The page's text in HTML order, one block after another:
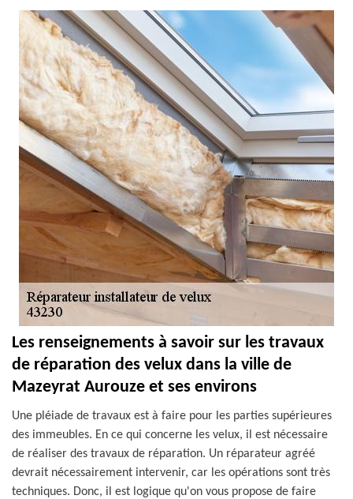
Les renseignements à savoir sur les travaux
de réparation des velux dans la ville de
Mazeyrat Aurouze et ses environs
Une pléiade de travaux est à faire pour les parties supérieures
des immeubles. En ce qui concerne les velux, il est nécessaire
de réaliser des travaux de réparation. Un réparateur agréé
devrait nécessairement intervenir, car les opérations sont très
techniques. Donc, il est logique qu'on vous propose de faire